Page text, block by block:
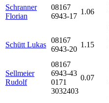
Schranner
Florian
08167
6943-17
1.06
Schütt Lukas
08167
6943-20
1.15
Sellmeier
Rudolf
08167
6943-43
0171
3032403
0.07